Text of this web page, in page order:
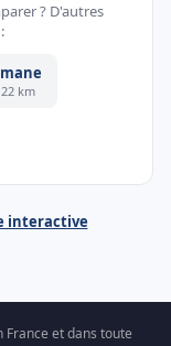
? D'autres
22 km
interactive
et dans toute